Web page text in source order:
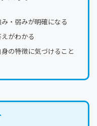
・弱みが明確になる
がわかる
の特徴に気づけること